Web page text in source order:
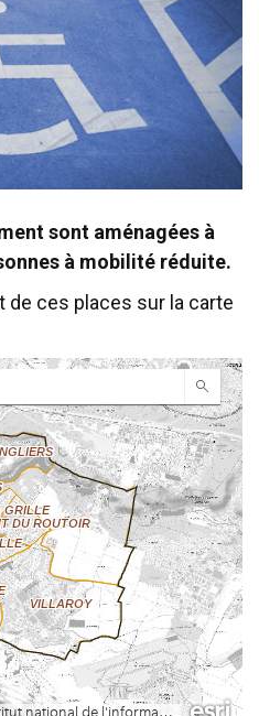
sont aménagées à
à mobilité réduite.
de ces places sur la carte